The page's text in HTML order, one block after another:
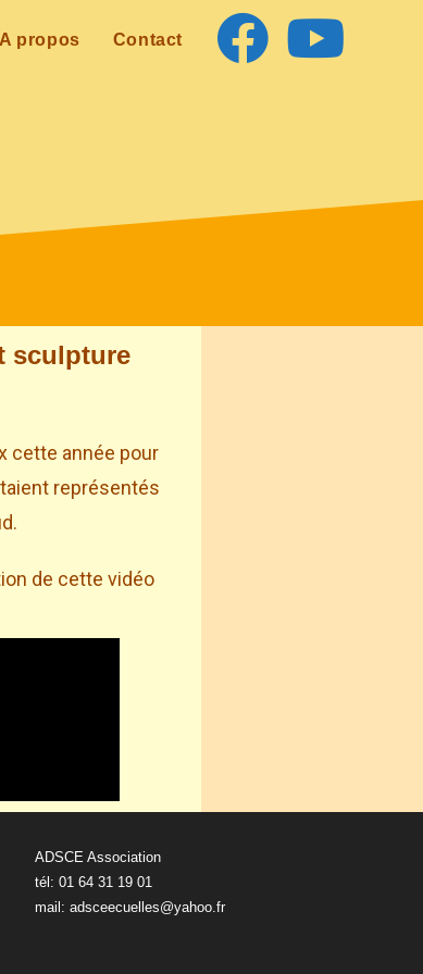
A propos Contact
sculpture
cette année pour
représentés
de cette vidéo
ADSCE Association
tél: 01 64 31 19 01
mail: adsceecuelles@yahoo.fr